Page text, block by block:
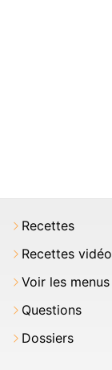
Recettes
Recettes vidéo
Voir les menus
Questions
Dossiers